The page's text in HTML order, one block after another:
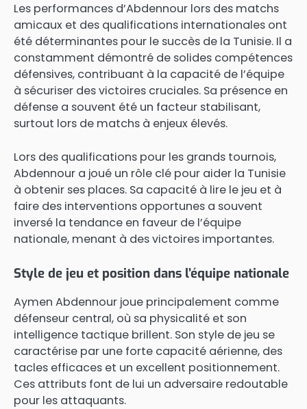
Les performances d’Abdennour lors des matchs
amicaux et des qualifications internationales ont
été déterminantes pour le succès de la Tunisie. Il a
constamment démontré de solides compétences
défensives, contribuant à la capacité de l’équipe
à sécuriser des victoires cruciales. Sa présence en
défense a souvent été un facteur stabilisant,
surtout lors de matchs à enjeux élevés.
Lors des qualifications pour les grands tournois,
Abdennour a joué un rôle clé pour aider la Tunisie
à obtenir ses places. Sa capacité à lire le jeu et à
faire des interventions opportunes a souvent
inversé la tendance en faveur de l’équipe
nationale, menant à des victoires importantes.
Style de jeu et position dans l’équipe nationale
Aymen Abdennour joue principalement comme
défenseur central, où sa physicalité et son
intelligence tactique brillent. Son style de jeu se
caractérise par une forte capacité aérienne, des
tacles efficaces et un excellent positionnement.
Ces attributs font de lui un adversaire redoutable
pour les attaquants.